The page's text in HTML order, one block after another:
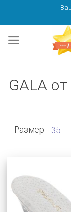
content
GALA
Размер 35